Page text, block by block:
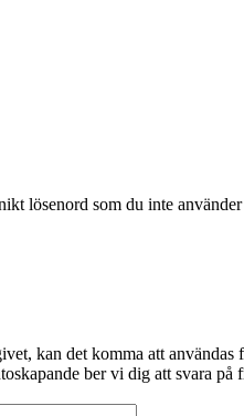
lösenord som du inte
kan det komma att
ber vi dig att svara på